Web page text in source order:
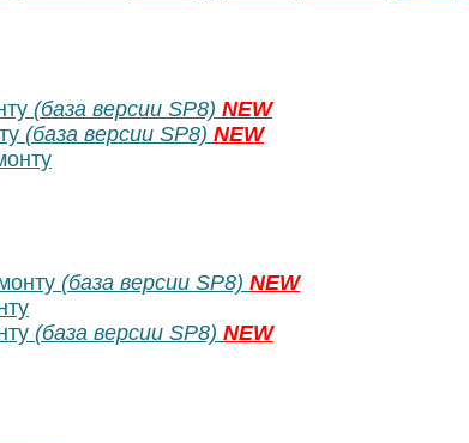
(база версии SP8) NEW
(база версии SP8) NEW
(база версии SP8) NEW
(база версии SP8) NEW